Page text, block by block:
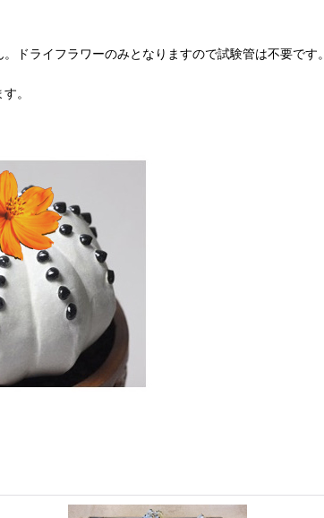
ドライフラワーのみとなりますので試験管は不要です。
。